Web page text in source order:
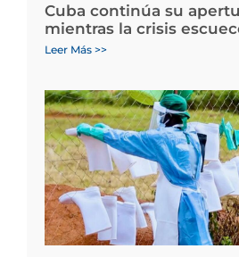
Cuba continúa su
mientras la crisis
Leer Más >>